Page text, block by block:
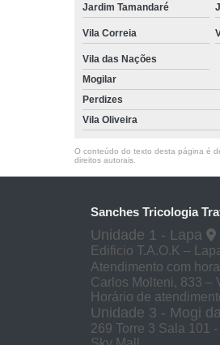
Jardim Tamandaré
Vila Correia
Vila das Nações
Mogilar
Perdizes
Vila Oliveira
O conteúdo do texto desta página é
direitos autorais
Sanches Tricologia
Unidade 1 - Lapa
Edificio T.A.O.K –
Atendimento com
Carlos Molteni, 833 –
Horário de
Unidade 3 - Mogi
269 Torre 3 Sala 101